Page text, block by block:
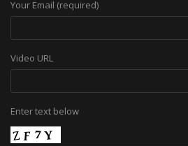
Your Email (required)
Video URL
Enter text below